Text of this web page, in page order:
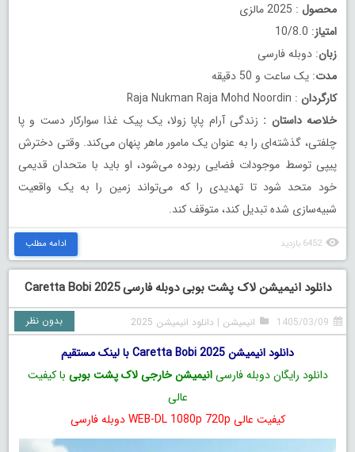
محصول : 2025 مالزی
امتیاز: 10/8.0
زبان: دوبله فارسی
مدت: یک ساعت و 50 دقیقه
کارگردان : Raja Nukman Raja Mohd Noordin
خلاصه داستان : زندگی آرام پاپا زولا، یک پیک غذا سوارکار دست و پا
چلفتی، گذشته‌ای را به عنوان یک مامور ماهر پنهان می‌کند. وقتی دخترش
پیپی توسط موجودات فضایی ربوده می‌شود، او باید با متحدان قدیمی
خود متحد شود تا تهدیدی را که می‌تواند زمین را به یک واقعیت
شبیه‌سازی شده تبدیل کند، متوقف کند.
6452 بازدید ادامه مطلب
دانلود انیمیشن لاک‌ پشت بوبی دوبله فارسی Caretta Bobi 2025
1405/03/09 انیمیشن | دانلود انیمیشن 2025 بدون نظر
دانلود انیمیشن Caretta Bobi 2025 با لینک مستقیم
دانلود رایگان دوبله فارسیانیمیشن خارجی لاک‌ پشت بوبی با کیفیت
عالی
کیفیت عالی WEB-DL 1080p 720p دوبله فارسی